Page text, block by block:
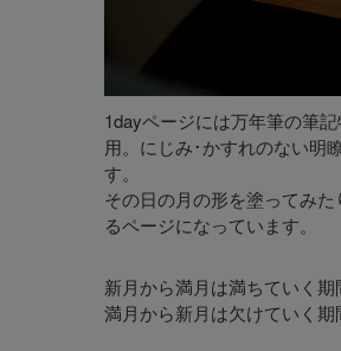
1dayページには万年筆の筆
用。にじみ･かすれのない明
す。
その日の月の形を塗ってみ
るページになっています。
新月から満月は満ちていく期
満月から新月は欠けていく期